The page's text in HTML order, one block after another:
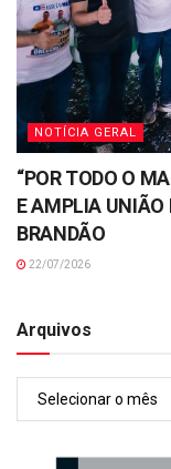
NOTÍCIA GERAL
“POR TODO O
E AMPLIA UNIÃO
BRANDÃO
22/07/2026
Arquivos
Arquivos